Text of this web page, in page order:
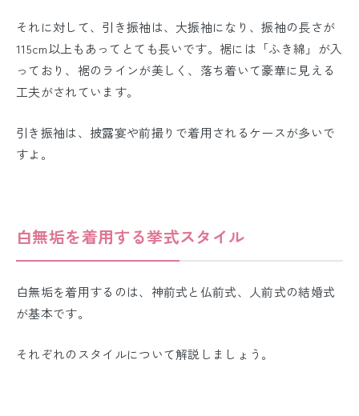
それに対して、引き振袖は、大振袖になり、振袖の長さが
115cm以上もあってとても長いです。裾には「ふき綿」が入
っており、裾のラインが美しく、落ち着いて豪華に見える
工夫がされています。
引き振袖は、披露宴や前撮りで着用されるケースが多いで
すよ。
白無垢を着用する挙式スタイル
白無垢を着用するのは、神前式と仏前式、人前式の結婚式
が基本です。
それぞれのスタイルについて解説しましょう。